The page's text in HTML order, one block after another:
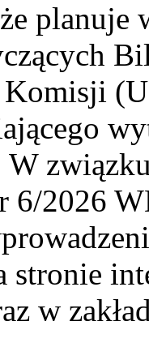
planuje
Komisji
6/2026
stronie
w